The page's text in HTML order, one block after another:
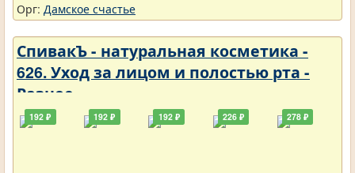
Орг: Дамское счастье
СпивакЪ - натуральная косметика -
626. Уход за лицом и полостью рта -
Разное
192 ₽ 192 ₽ 192 ₽ 226 ₽ 278 ₽